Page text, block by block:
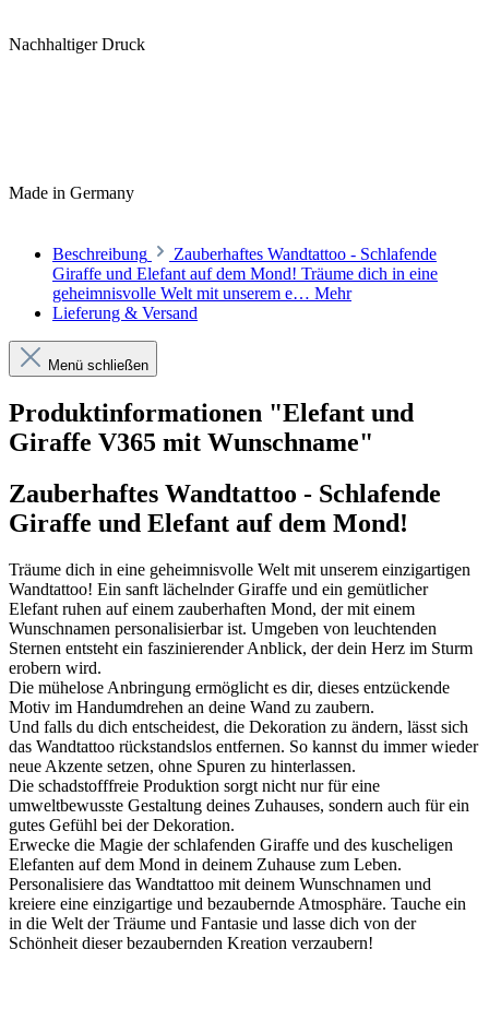
Nachhaltiger Druck
Made in Germany
Beschreibung
Zauberhaftes Wandtattoo - Schlafende
Giraffe und Elefant auf dem Mond! Träume dich in eine
geheimnisvolle Welt mit unserem e… Mehr
Lieferung & Versand
Menü schließen
Produktinformationen "Elefant und
Giraffe V365 mit Wunschname"
Zauberhaftes Wandtattoo - Schlafende
Giraffe und Elefant auf dem Mond!
Träume dich in eine geheimnisvolle Welt mit unserem einzigartigen
Wandtattoo! Ein sanft lächelnder Giraffe und ein gemütlicher
Elefant ruhen auf einem zauberhaften Mond, der mit einem
Wunschnamen personalisierbar ist. Umgeben von leuchtenden
Sternen entsteht ein faszinierender Anblick, der dein Herz im Sturm
erobern wird.
Die mühelose Anbringung ermöglicht es dir, dieses entzückende
Motiv im Handumdrehen an deine Wand zu zaubern.
Und falls du dich entscheidest, die Dekoration zu ändern, lässt sich
das Wandtattoo rückstandslos entfernen. So kannst du immer wieder
neue Akzente setzen, ohne Spuren zu hinterlassen.
Die schadstofffreie Produktion sorgt nicht nur für eine
umweltbewusste Gestaltung deines Zuhauses, sondern auch für ein
gutes Gefühl bei der Dekoration.
Erwecke die Magie der schlafenden Giraffe und des kuscheligen
Elefanten auf dem Mond in deinem Zuhause zum Leben.
Personalisiere das Wandtattoo mit deinem Wunschnamen und
kreiere eine einzigartige und bezaubernde Atmosphäre. Tauche ein
in die Welt der Träume und Fantasie und lasse dich von der
Schönheit dieser bezaubernden Kreation verzaubern!